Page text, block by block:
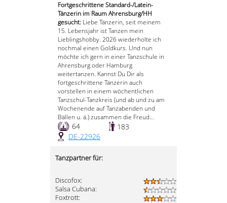
Fortgeschrittene Standard-/Latein-
Tänzerin im Raum Ahrensburg/HH
gesucht: Liebe Tänzerin, seit meinem
15. Lebensjahr ist Tanzen mein
Lieblingshobby. 2026 wiederholte ich
nochmal einen Goldkurs. Und nun
möchte ich gern in einer Tanzschule in
Ahrensburg oder Hamburg
weitertanzen. Kannst Du Dir als
fortgeschrittene Tänzerin auch
vorstellen in einem wöchentlichen
Tanzschul-Tanzkreis (und ab und zu am
Wochenende auf Tanzabenden und
Bällen u. ä.) zusammen die Freud...
64
183
DE-22926
Tanzpartner für:
Discofox:
Salsa Cubana:
Foxtrott: